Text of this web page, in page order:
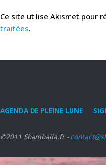
Ce site utilise Akismet pour
traitées.
AGENDA DE PLEINE LUNE
©2011 Shamballa.fr -